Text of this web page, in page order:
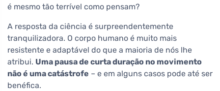
é mesmo tão terrível como pensam?
A resposta da ciência é surpreendentemente
tranquilizadora. O corpo humano é muito mais
resistente e adaptável do que a maioria de nós lhe
atribui. Uma pausa de curta duração no movimento
não é uma catástrofe – e em alguns casos pode até ser
benéfica.